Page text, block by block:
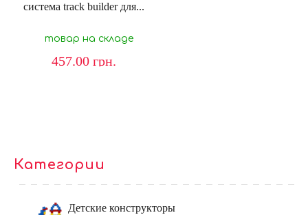
система track builder для...
товар на складе
457.00 грн.
Категории
Детские конструкторы